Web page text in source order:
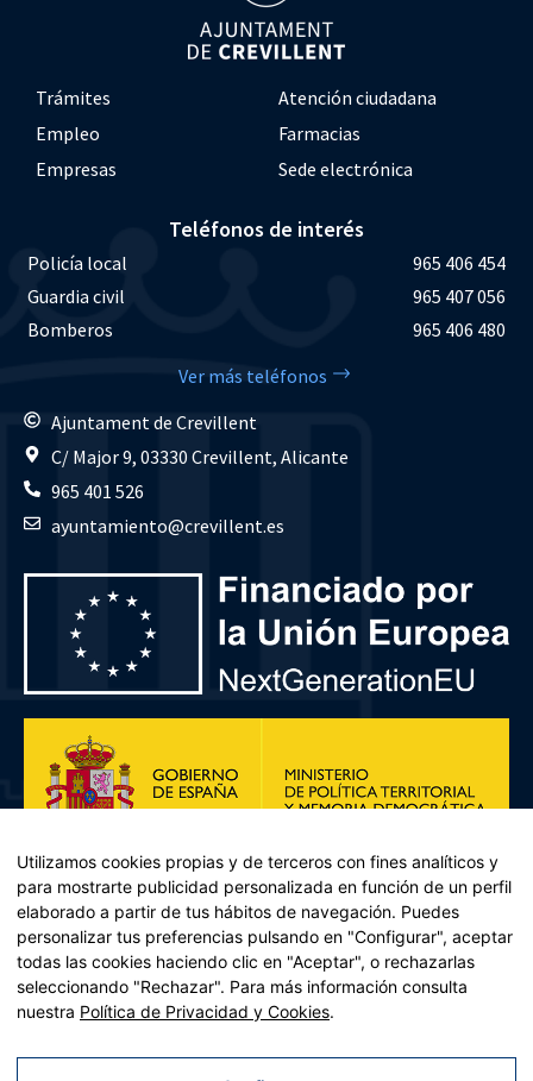
Trámites
Atención ciudadana
Empleo
Farmacias
Empresas
Sede electrónica
Teléfonos de interés
Policía local
965 406 454
Guardia civil
965 407 056
Bomberos
965 406 480
Ver más teléfonos
Ajuntament de Crevillent
C/ Major 9, 03330 Crevillent, Alicante
965 401 526
ayuntamiento@crevillent.es
Plan de Recuperación, Transformación y Resiliencia – Financiado por
Recuperación y resiliencia, establecido por el Reglamento (UE)
Utilizamos cookies propias y de terceros con fines analíticos y
para mostrarte publicidad personalizada en función de un perfil
elaborado a partir de tus hábitos de navegación. Puedes
personalizar tus preferencias pulsando en "Configurar", aceptar
todas las cookies haciendo clic en "Aceptar", o rechazarlas
seleccionando "Rechazar". Para más información consulta
nuestra Política de Privacidad y Cookies.